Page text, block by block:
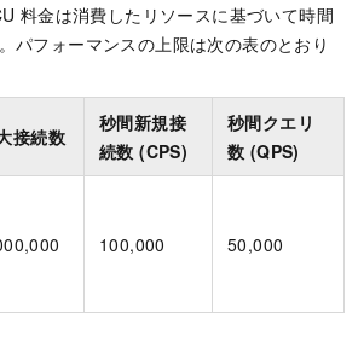
料金は消費したリソースに基づいて時間
パフォーマンスの上限は次の表のとおり
接続数
秒間新規接
続数 (CPS)
秒間クエリ
数 (QPS)
100,000 50,000